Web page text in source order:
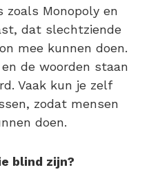
zoals Monopoly en
dat slechtziende
mee kunnen doen.
de woorden staan
Vaak kun je zelf
zodat mensen
doen.
blind zijn?